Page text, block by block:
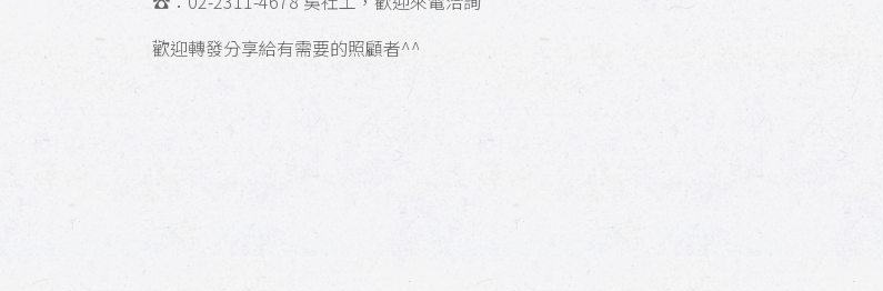
歡迎轉發分享給有需要的照顧者^^